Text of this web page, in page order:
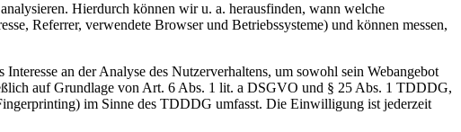
Hierdurch können wir u. a. herausfinden, wann welche
Referrer, verwendete Browser und Betriebssysteme) und können messen,
an der Analyse des Nutzerverhaltens, um sowohl sein Webangebot
auf Grundlage von Art. 6 Abs. 1 lit. a DSGVO und § 25 Abs. 1 TDDDG,
im Sinne des TDDDG umfasst. Die Einwilligung ist jederzeit